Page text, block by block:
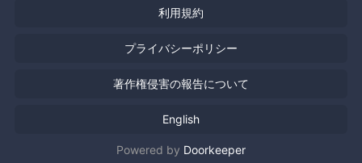
利用規約
プライバシーポリシー
著作権侵害の報告について
English
Powered by Doorkeeper